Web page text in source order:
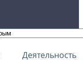
Деятельность